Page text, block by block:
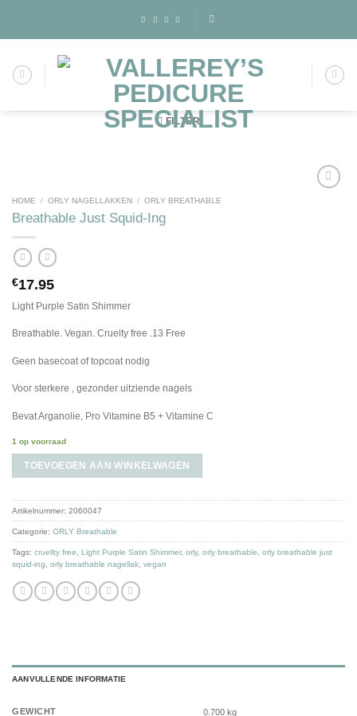
content
FILTER
HOME / ORLY NAGELLAKKEN / ORLY BREATHABLE
Breathable Just Squid-Ing
€17.95
Light Purple Satin Shimmer
Breathable. Vegan. Cruelty free .13 Free
Geen basecoat of topcoat nodig
Voor sterkere , gezonder uitziende nagels
Bevat Arganolie, Pro Vitamine B5 + Vitamine C
1 op voorraad
TOEVOEGEN AAN WINKELWAGEN
Artikelnummer: 2060047
Categorie: ORLY Breathable
Tags: cruellty free Light Purple Satin Shimmer, orly, orly breathable
orly breathable just
squid-ing
orly breathable nagellak vegan
AANVULLENDE INFORMATIE
GEWICHT 0.700 kg